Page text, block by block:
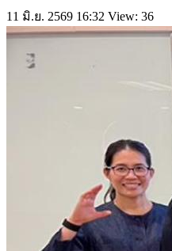
11 มิ.ย. 2569 16:32 View: 36